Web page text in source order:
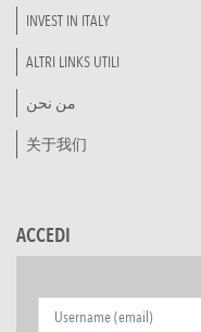
INVEST IN ITALY
ALTRI LINKS UTILI
من نحن
关于我们
ACCEDI